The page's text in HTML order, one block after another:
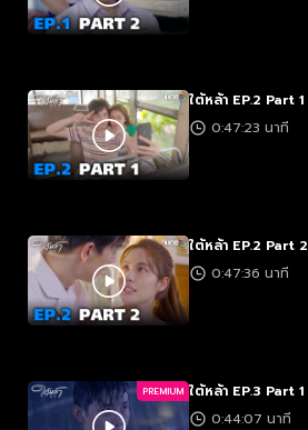
ใต้หล้า EP.2 Part 1
0:47:23 นาที
ใต้หล้า EP.2 Part 2
0:47:36 นาที
PREMIUM ใต้หล้า EP.3 Part 1
0:44:07 นาที